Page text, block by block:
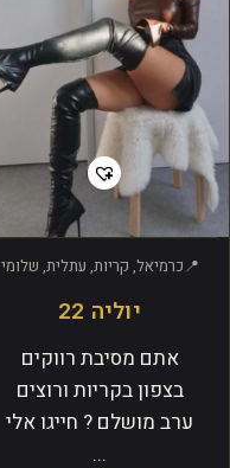
כרמיאל, קריות, עתלית, שלומי
יוליה 22
אתם מסיבת רווקים
בצפון בקריות ורוצים
ערב מושלם ? חייגו אלי
...